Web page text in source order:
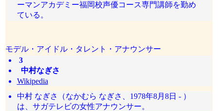
ーマンアカデミー福岡校声優コース専門講師を勤め
ている。
モデル・アイドル・タレント・アナウンサー
3
中村なぎさ
Wikipedia
中村 なぎさ（なかむら なぎさ、1978年8月8日 - ）
は、サガテレビの女性アナウンサー。